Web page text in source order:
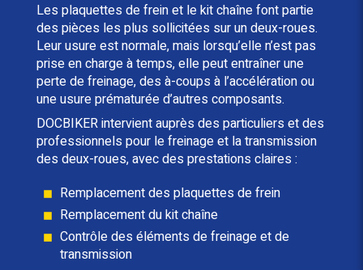
Les plaquettes de frein et le kit chaîne font partie
des pièces les plus sollicitées sur un deux-roues.
Leur usure est normale, mais lorsqu’elle n’est pas
prise en charge à temps, elle peut entraîner une
perte de freinage, des à-coups à l’accélération ou
une usure prématurée d’autres composants.
DOCBIKER intervient auprès des particuliers et des
professionnels pour le freinage et la transmission
des deux-roues, avec des prestations claires :
Remplacement des plaquettes de frein
Remplacement du kit chaîne
Contrôle des éléments de freinage et de
transmission